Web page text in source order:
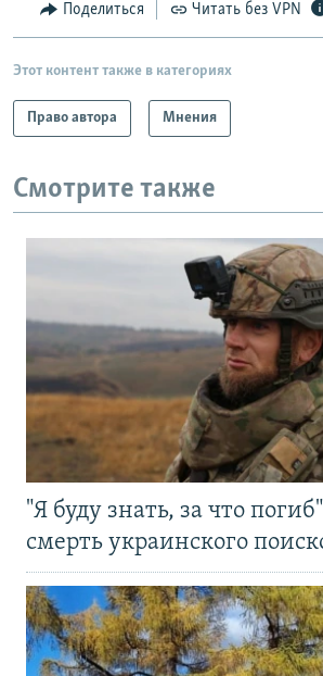
Поделиться Читать без VPN
Этот контент также в категориях
Право автора Мнения
Смотрите также
"Я буду знать, за что
смерть украинского